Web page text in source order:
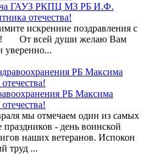
ГАУЗ РКПЦ МЗ РБ И.Ф.
отечества!
искренние поздравления с
От всей души желаю Вам
уверенно...
РБ Максима
мы отмечаем один из самых
- день воинской
наших ветеранов. Испокон
труд ...